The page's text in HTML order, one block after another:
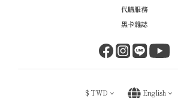
代購服務
黑卡雜誌
$ TWD English